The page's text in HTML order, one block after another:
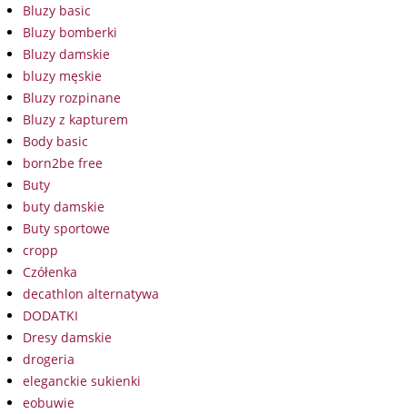
Bluzy basic
Bluzy bomberki
Bluzy damskie
bluzy męskie
Bluzy rozpinane
Bluzy z kapturem
Body basic
born2be free
Buty
buty damskie
Buty sportowe
cropp
Czółenka
decathlon alternatywa
DODATKI
Dresy damskie
drogeria
eleganckie sukienki
eobuwie